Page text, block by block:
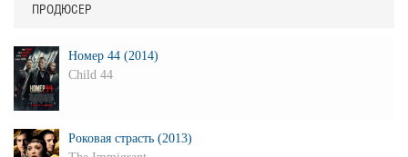
ПРОДЮСЕР
Номер 44 (2014)
Child 44
Роковая страсть (2013)